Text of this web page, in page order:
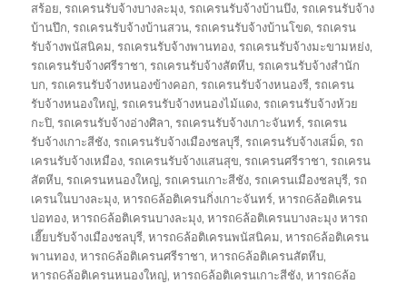
สร้อย,รถเครนรับจ้างบางละมุง,รถเครนรับจ้างบ้านบึง,รถเครนรับจ้าง
บ้านปึก,รถเครนรับจ้างบ้านสวน,รถเครนรับจ้างบ้านโขด,รถเครน
รับจ้างพนัสนิคม,รถเครนรับจ้างพานทอง,รถเครนรับจ้างมะขามหย่ง,
รถเครนรับจ้างศรีราชา,รถเครนรับจ้างสัตหีบ,รถเครนรับจ้างสำนัก
บก,รถเครนรับจ้างหนองข้างคอก,รถเครนรับจ้างหนองรี,รถเครน
รับจ้างหนองใหญ่,รถเครนรับจ้างหนองไม้แดง,รถเครนรับจ้างห้วย
กะปิ,รถเครนรับจ้างอ่างศิลา,รถเครนรับจ้างเกาะจันทร์,รถเครน
รับจ้างเกาะสีชัง,รถเครนรับจ้างเมืองชลบุรี,รถเครนรับจ้างเสม็ด,รถ
เครนรับจ้างเหมือง,รถเครนรับจ้างแสนสุข,รถเครนศรีราชา,รถเครน
สัตหีบ,รถเครนหนองใหญ่,รถเครนเกาะสีชัง,รถเครนเมืองชลบุรี,รถ
เครนในบางละมุง,หารถ6ล้อติเครนกิ่งเกาะจันทร์,หารถ6ล้อติเครน
บ่อทอง,หารถ6ล้อติเครนบางละมุง,หารถ6ล้อติเครนบางละมุง หารถ
เฮี๊ยบรับจ้างเมืองชลบุรี,หารถ6ล้อติเครนพนัสนิคม,หารถ6ล้อติเครน
พานทอง,หารถ6ล้อติเครนศรีราชา,หารถ6ล้อติเครนสัตหีบ,
หารถ6ล้อติเครนหนองใหญ่,หารถ6ล้อติเครนเกาะสีชัง,หารถ6ล้อ